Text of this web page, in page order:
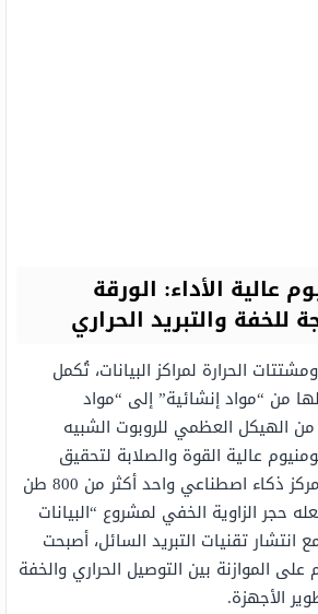
عالية الأداء: الورقة
للخفة والتبريد الحراري
الحرارة لمراكز البيانات، تُكمل
من “مواد إنشائية” إلى “مواد
يعتمد 70% من الهيكل العظمي للروبوت الشبيه
عالية القوة والصلابة لتحقيق
الخفة، بينما يستخدم مركز ذكاء اصطناعي واحد أكثر من 800 طن
حجر الزاوية الخفي لمشروع “البيانات
انتشار تقنيات التبريد السائل، أصبحت
على الموازنة بين التوصيل الحراري والخفة
الأجهزة.